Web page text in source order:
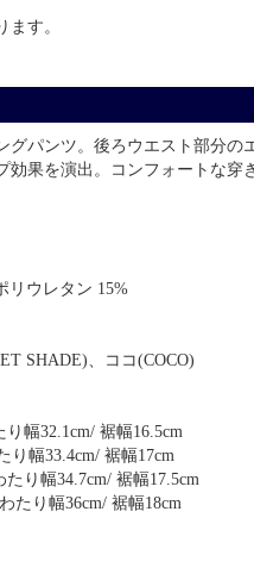
す。
パンツ。後ろウエスト部分
果を演出。コンフォートな
リウレタン 15%
SHADE)、ココ(COCO)
幅32.1cm/ 裾幅16.5cm
り幅33.4cm/ 裾幅17cm
り幅34.7cm/ 裾幅17.5cm
たり幅36cm/ 裾幅18cm